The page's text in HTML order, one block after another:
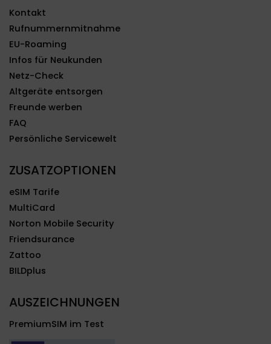
Kontakt
Rufnummernmitnahme
EU-Roaming
Infos für Neukunden
Netz-Check
Altgeräte entsorgen
Freunde werben
FAQ
Persönliche Servicewelt
ZUSATZOPTIONEN
eSIM Tarife
MultiCard
Norton Mobile Security
Friendsurance
Zattoo
BILDplus
AUSZEICHNUNGEN
PremiumSIM im Test